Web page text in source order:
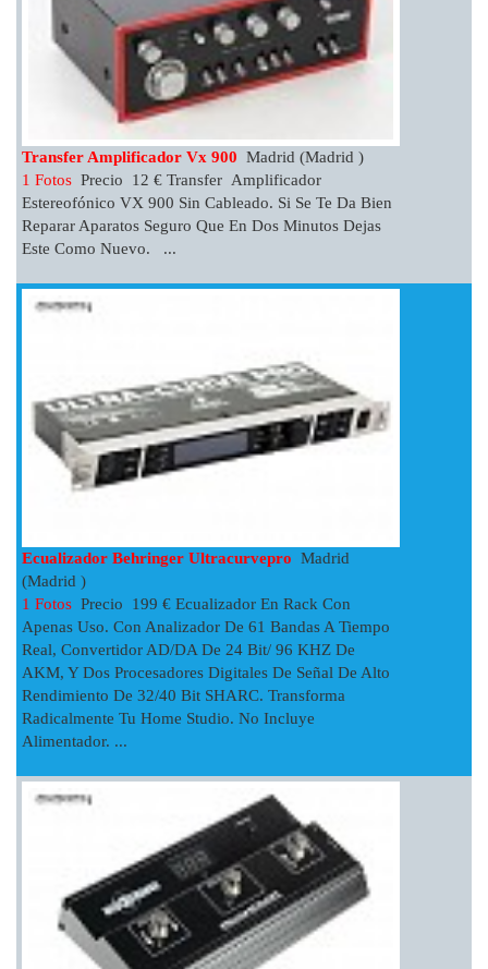
Transfer Amplificador Vx 900 Madrid (Madrid )
1 Fotos Precio 12 € Transfer Amplificador
Estereofónico VX 900 Sin Cableado. Si Se Te Da Bien
Reparar Aparatos Seguro Que En Dos Minutos Dejas
Este Como Nuevo. ...
Ecualizador Behringer Ultracurvepro Madrid
(Madrid )
1 Fotos Precio 199 € Ecualizador En Rack Con
Apenas Uso. Con Analizador De 61 Bandas A Tiempo
Real, Convertidor AD/DA De 24 Bit/ 96 KHZ De
AKM, Y Dos Procesadores Digitales De Señal De Alto
Rendimiento De 32/40 Bit SHARC. Transforma
Radicalmente Tu Home Studio. No Incluye
Alimentador. ...